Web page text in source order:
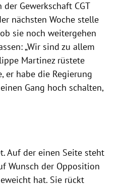
Gewerkschaft CGT
nächsten Woche stelle
sie noch weitergehen
„Wir sind zu allem
Martinez rüstete
er habe die Regierung
Gang hoch schalten,
Auf der einen Seite steht
Wunsch der Opposition
hat. Sie rückt